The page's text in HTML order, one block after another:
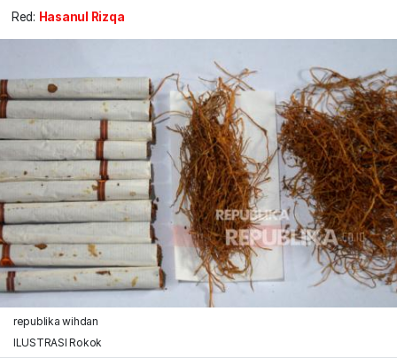
Red: Hasanul Rizqa
republika wihdan
ILUSTRASI Rokok